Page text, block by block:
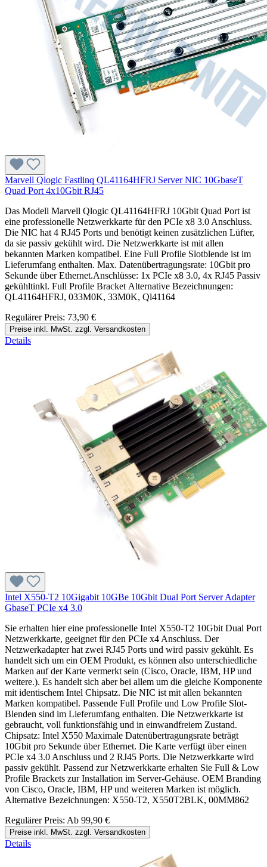
Marvell Qlogic Fastlinq QL41164HFRJ Server NIC 10GbaseT
Quad Port 4x10Gbit RJ45
Das Modell Marvell Qlogic QL41164HFRJ 10Gbit Quad Port ist
eine professionelle Netzwerkkarte für den PCIe x8 3.0 Anschluss.
Die NIC hat 4 RJ45 Ports und benötigt keinen zusätzlichen Lüfter,
da sie passiv gekühlt wird. Die Netzwerkkarte ist mit allen
bekannten Marken kompatibel. Eine Full Profile Slotblende ist im
Lieferumfang enthalten. Max. Datenübertragungsrate: 10Gbit pro
Sekunde über Ethernet.Anschlüsse: 1x PCIe x8 3.0, 4x RJ45 Passiv
gekühltinkl. Full Profile Bracket Alternative Bezeichnungen:
QL41164HFRJ, 033M0K, 33M0K, Ql41164
Regulärer Preis: 73,90 €
Preise inkl. MwSt. zzgl. Versandkosten
Details
Intel X550-T2 10Gigabit 10GBe 10Gbit Dual Port Server Adapter
GbaseT PCIe x4 3.0
Sie erhalten hier eine professionelle Intel X550-T2 10Gbit Dual Port
Netzwerkkarte, geeignet für den PCIe x4 Anschluss. Der
Netzwerkadapter hat zwei RJ45 Ports und wird passiv gekühlt. Es
handelt sich um ein OEM Produkt, es können also unterschiedliche
Marken auf der Karte vermerkt sein (Cisco, Oracle, IBM, HP und
weitere.). Es handelt sich aber bei allem um die gleiche Komponente
mit identischem Intel Chipsatz. Die NIC ist mit allen bekannten
Marken kompatibel. Passende Full Profile und Low Profile Slot-
Blenden sind im Lieferumfang enthalten. Die Netzwerkkarte ist
gebraucht, voll funktionsfähig und in einwandfreiem Zustand.
Chipsatz: Intel X550 Maximale Datenübertragungsrate beträgt
10Gbit pro Sekunde über Ethernet. Die Karte verfügt über einen
PCIe x4 3.0 Anschluss und 2 RJ45 Ports. Die Netzwerkkarte wird
passiv gekühlt. Passend zur Netzwerkkarte erhalten Sie Full & Low
Profile Brackets zur Installation im Server-Gehäuse. OEM Branding
von Cisco, Oracle, IBM, HP und weiteren Marken ist möglich.
Alternative Bezeichnungen: X550-T2, X550T2BLK, 00MM862
Regulärer Preis: Ab 99,90 €
Preise inkl. MwSt. zzgl. Versandkosten
Details